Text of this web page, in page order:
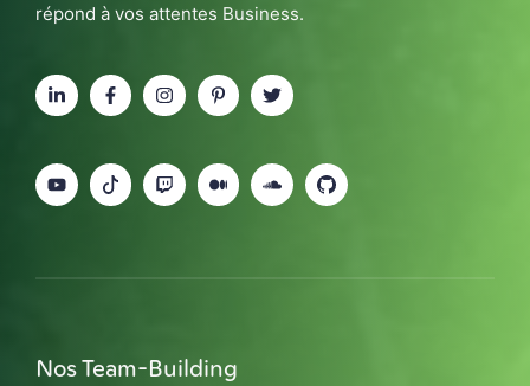
répond à vos attentes Business.
Nos Team-Building